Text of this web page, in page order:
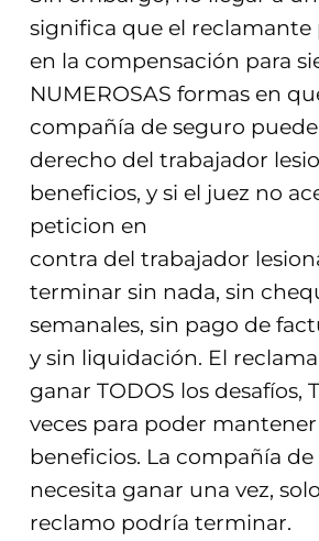
significa que el reclamante
en la compensación para
NUMEROSAS formas en
compañía de seguro
derecho del trabajador
beneficios, y si el juez no
peticion en
contra del trabajador
terminar sin nada, sin
semanales, sin pago de
y sin liquidación. El
ganar TODOS los desafíos,
veces para poder mantener
beneficios. La compañía
necesita ganar una vez,
reclamo podría terminar.